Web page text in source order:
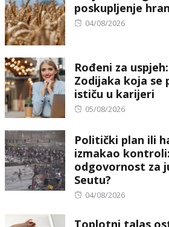
poskupljenje
Posted
04/08/2026
Rođeni za
Zodijaka koja se
ističu u karijeri
Posted
05/08/2026
Politički plan ili
izmakao
odgovornost za
Seutu?
Posted
04/08/2026
Toplotni talas